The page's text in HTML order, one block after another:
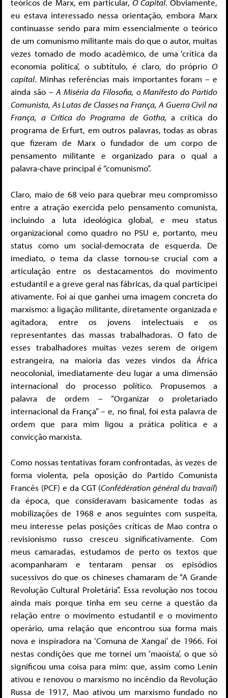
teóricos de Marx, em particular,O Capital. Obviamente,
eu estava interessado nessa orientação, embora Marx
continuasse sendo para mim essencialmente o teórico
de um comunismo militante mais do que o autor, muitas
vezes tomado de modo acadêmico, de uma ‘crítica da
economia política’, o subtítulo, é claro, do próprio O
capital. Minhas referências mais importantes foram – e
ainda são –A Miséria da Filosofia, o Manifesto do Partido
Comunista, As Lutas de Classes na França, A Guerra Civil na
França, a Crítica do Programa de Gotha,a crítica do
programa de Erfurt, em outros palavras, todas as obras
que fizeram de Marx o fundador de um corpo de
pensamento militante e organizado para o qual a
palavra-chave principal é “comunismo”.
Claro, maio de 68 veio para quebrar meu compromisso
entre a atração exercida pelo pensamento comunista,
incluindo a luta ideológica global, e meu status
organizacional como quadro no PSU e, portanto, meu
status como um social-democrata de esquerda. De
imediato, o tema da classe tornou-se crucial com a
articulação entre os destacamentos do movimento
estudantil e a greve geral nas fábricas, da qual participei
ativamente. Foi aí que ganhei uma imagem concreta do
marxismo: a ligação militante, diretamente organizada e
agitadora, entre os jovens intelectuais e os
representantes das massas trabalhadoras. O fato de
esses trabalhadores muitas vezes serem de origem
estrangeira, na maioria das vezes vindos da África
neocolonial, imediatamente deu lugar a uma dimensão
internacional do processo político. Propusemos a
palavra de ordem – “Organizar o proletariado
internacional da França” – e, no final, foi esta palavra de
ordem que para mim ligou a prática política e a
convicção marxista.
Como nossas tentativas foram confrontadas, às vezes de
forma violenta, pela oposição do Partido Comunista
Francês (PCF) e da CGT (Confédération général du travail)
da época, que consideravam basicamente todas as
mobilizações de 1968 e anos seguintes com suspeita,
meu interesse pelas posições críticas de Mao contra o
revisionismo russo cresceu significativamente. Com
meus camaradas, estudamos de perto os textos que
acompanharam e tentaram pensar os episódios
sucessivos do que os chineses chamaram de “A Grande
Revolução Cultural Proletária”. Essa revolução nos tocou
ainda mais porque tinha em seu cerne a questão da
relação entre o movimento estudantil e o movimento
operário, uma relação que encontrou sua forma mais
nova e inspiradora na ‘Comuna de Xangai’ de 1966. Foi
nestas condições que me tornei um ‘maoísta’, o que só
significou uma coisa para mim: que, assim como Lenin
ativou e renovou o marxismo no incêndio da Revolução
Russa de 1917, Mao ativou um marxismo fundado no